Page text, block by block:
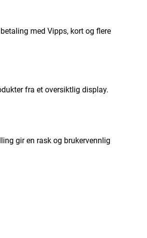
fra et oversiktlig display.
med Vipps, kort og flere
gir en rask og brukervennlig